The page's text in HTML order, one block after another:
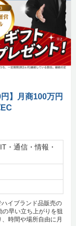
】月商100万円
・通信・情報・
イブランド品販売の
早い立ち上がりを狙
時間や場所自由に月